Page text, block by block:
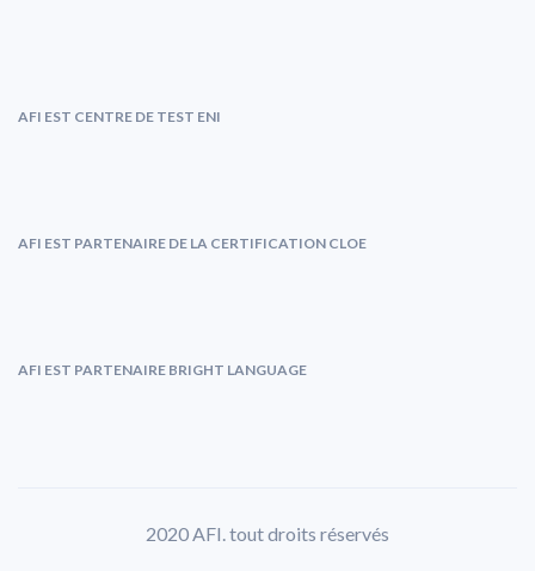
AFI EST CENTRE DE TEST ENI
AFI EST PARTENAIRE DE LA CERTIFICATION CLOE
AFI EST PARTENAIRE BRIGHT LANGUAGE
2020 AFI. tout droits réservés